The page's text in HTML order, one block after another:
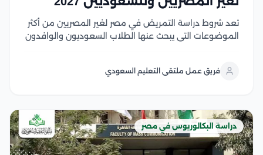
تعد شروط دراسة التمريض في مصر لغير المصريين من أكثر
الموضوعات التي يبحث عنها الطلاب السعوديون والوافدون
باعتراف واسع في العديد من الدول...
فريق عمل ملتقى التعليم السعودي
دراسة البكالوريوس في مصر